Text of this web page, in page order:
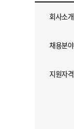
회사소개
채용분야
지원자격